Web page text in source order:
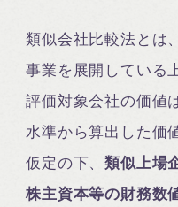
類似会社比較法とは
事業を展開している
評価対象会社の価値
水準から算出した価
仮定の下、類似上場
株主資本等の財務数